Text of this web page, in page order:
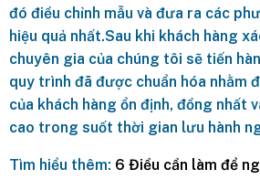
đó điều chỉnh mẫu và đưa ra các
hiệu quả nhất.Sau khi khách hàng
chuyên gia của chúng tôi sẽ tiến
quy trình đã được chuẩn hóa nhằm
của khách hàng ổn định, đồng nhất
cao trong suốt thời gian lưu hành
Tìm hiểu thêm: 6 Điều cần làm để